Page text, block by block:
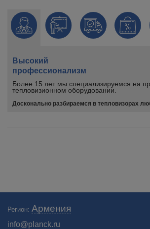
Высокий
профессионализм
Более 15 лет мы специализируемся на
тепловизионном оборудовании.
Досконально разбираемся в тепловизорах
Регион: Армения
info@planck.ru